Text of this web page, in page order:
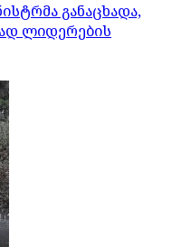
განაცხადა,
ლიდერების